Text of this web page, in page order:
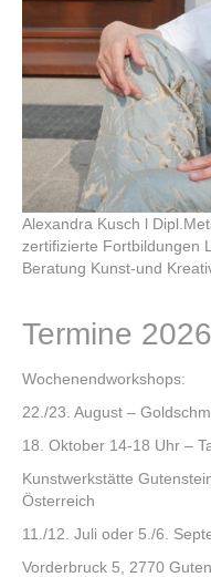
Alexandra Kusch l
zertifizierte Fortbildungen
Beratung Kunst-und
Termine 2026
Wochenendworkshops:
22./23. August –
18. Oktober 14-18 Uhr –
Kunstwerkstätte
Österreich
11./12. Juli oder 5./6.
Vorderbruck 5, 2770